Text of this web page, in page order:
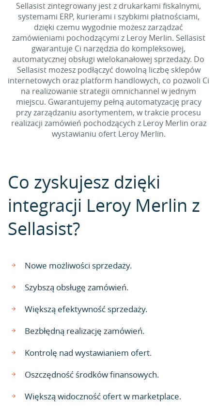
Sellasist zintegrowany jest z drukarkami fiskalnymi,
systemami ERP, kurierami i szybkimi płatnościami,
dzięki czemu wygodnie możesz zarządzać
zamówieniami pochodzącymi z Leroy Merlin. Sellasist
gwarantuje Ci narzędzia do kompleksowej,
automatycznej obsługi wielokanałowej sprzedaży. Do
Sellasist możesz podłączyć dowolną liczbę sklepów
internetowych oraz platform handlowych, co pozwoli Ci
na realizowanie strategii omnichannel w jednym
miejscu. Gwarantujemy pełną automatyzację pracy
przy zarządzaniu asortymentem, w trakcie procesu
realizacji zamówień pochodzących z Leroy Merlin oraz
wystawianiu ofert Leroy Merlin.
Co zyskujesz dzięki
integracji Leroy Merlin z
Sellasist?
Nowe możliwości sprzedaży.
Szybszą obsługę zamówień.
Większą efektywność sprzedaży.
Bezbłędną realizację zamówień.
Kontrolę nad wystawianiem ofert.
Oszczędność środków finansowych.
Większą widoczność ofert w marketplace.